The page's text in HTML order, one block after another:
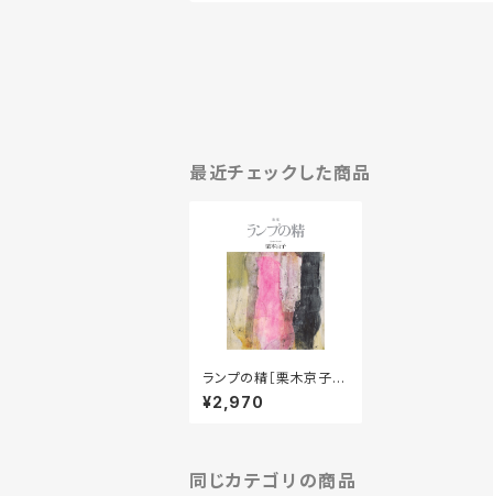
最近チェックした商品
ランプの精［栗木京子／
著］
¥2,970
同じカテゴリの商品